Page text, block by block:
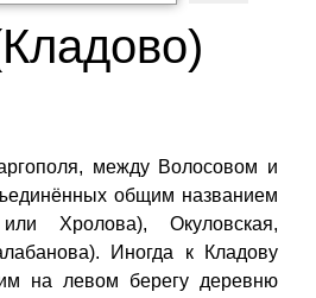
между Волосовом и
общим названием
Хролова), Окуловская,
Иногда к Кладову
на левом берегу деревню